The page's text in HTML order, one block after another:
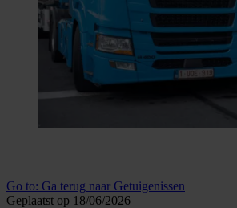
Go to: Ga terug naar Getuigenissen
Geplaatst op 18/06/2026